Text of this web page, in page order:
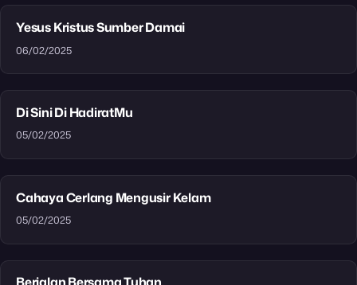
Yesus Kristus Sumber Damai
06/02/2025
Di Sini Di HadiratMu
05/02/2025
Cahaya Cerlang Mengusir Kelam
05/02/2025